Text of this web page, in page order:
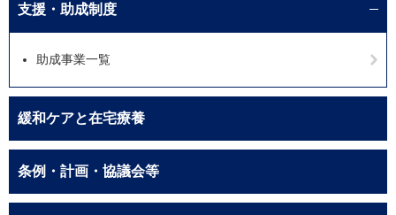
支援・助成制度
助成事業一覧
緩和ケアと在宅療養
条例・計画・協議会等